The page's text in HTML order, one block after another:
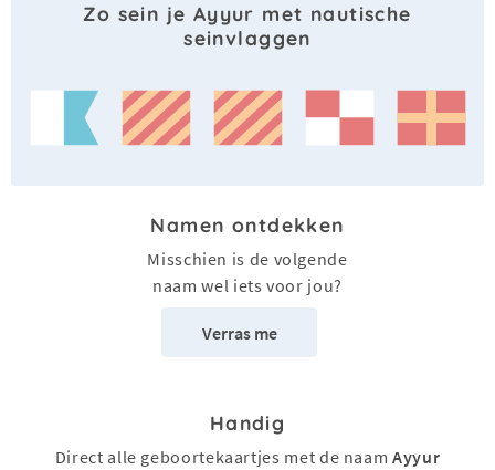
Zo sein je Ayyur met nautische
seinvlaggen
Namen ontdekken
Misschien is de volgende
naam wel iets voor jou?
Verras me
Handig
Direct alle geboortekaartjes met de naamAyyur